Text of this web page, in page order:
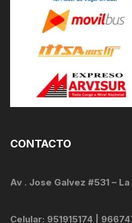
CONTACTO
Av . Jose Galvez #531 –
Celular: 951915174 |